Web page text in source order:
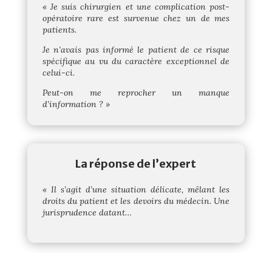
« Je suis chirurgien et une complication post-
opératoire rare est survenue chez un de mes
patients.
Je n’avais pas informé le patient de ce risque
spécifique au vu du caractère exceptionnel de
celui-ci.
Peut-on me reprocher un manque
d’information ? »
La réponse de l’expert
« Il s’agit d’une situation délicate, mêlant les
droits du patient et les devoirs du médecin. Une
jurisprudence datant…